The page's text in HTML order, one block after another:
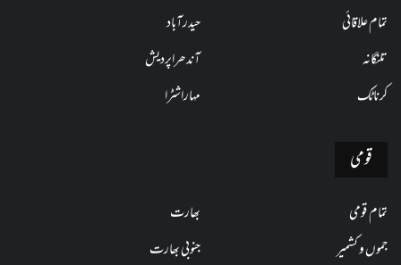
تمام علاقائی
حیدرآباد
تلنگانہ
آندھراپردیش
کرناٹک
مہاراشٹرا
قومی
تمام قومی
بھارت
جموں و کشمیر
جنوبی بھارت